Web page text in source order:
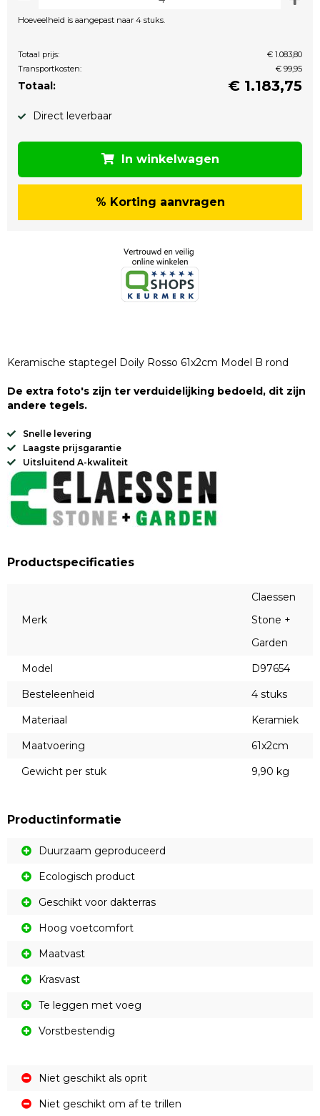
Hoeveelheid is aangepast naar 4 stuks.
Totaal prijs:
€ 1.083,80
Transportkosten:
€ 99,95
Totaal: € 1.183,75
Direct leverbaar
In winkelwagen
% Korting aanvragen
Keramische staptegel Doily Rosso 61x2cm Model B rond
De extra foto's zijn ter verduidelijking bedoeld, dit zijn
andere tegels.
Snelle levering
Laagste prijsgarantie
Uitsluitend A-kwaliteit
Productspecificaties
Merk
Claessen
Stone +
Garden
Model
D97654
Besteleenheid
4 stuks
Materiaal
Keramiek
Maatvoering
61x2cm
Gewicht per stuk
9,90 kg
Productinformatie
Duurzaam geproduceerd
Ecologisch product
Geschikt voor dakterras
Hoog voetcomfort
Maatvast
Krasvast
Te leggen met voeg
Vorstbestendig
Niet geschikt als oprit
Niet geschikt om af te trillen